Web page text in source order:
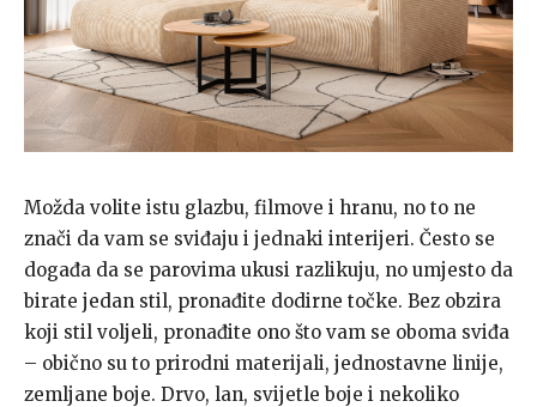
Možda volite istu glazbu, filmove i hranu, no to ne
znači da vam se sviđaju i jednaki interijeri. Često se
događa da se parovima ukusi razlikuju, no umjesto da
birate jedan stil, pronađite dodirne točke. Bez obzira
koji stil voljeli, pronađite ono što vam se oboma sviđa
– obično su to prirodni materijali, jednostavne linije,
zemljane boje. Drvo, lan, svijetle boje i nekoliko